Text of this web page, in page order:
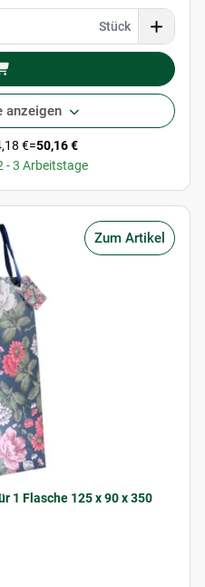
Stück
anzeigen
€=50,16 €
- 3 Arbeitstage
Zum Artikel
1 Flasche 125 x 90 x 350